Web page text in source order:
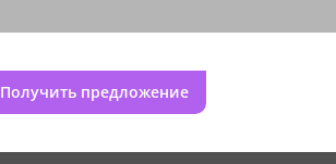
Получить предложение